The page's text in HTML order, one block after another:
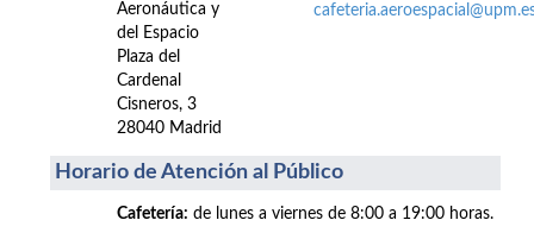
Aeronáutica y
del Espacio
Plaza del
Cardenal
Cisneros, 3
28040 Madrid
Horario de Atención al Público
Cafetería: de lunes a viernes de 8:00 a 19:00 horas.